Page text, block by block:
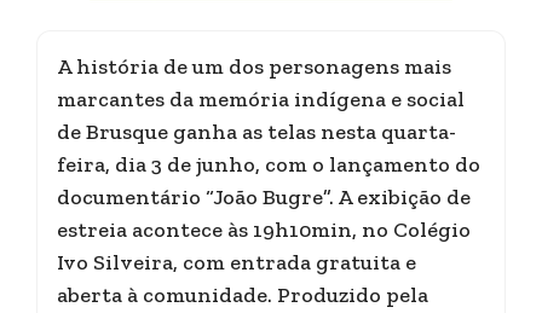
A história de um dos personagens mais
marcantes da memória indígena e social
de Brusque ganha as telas nesta quarta-
feira, dia 3 de junho, com o lançamento do
documentário “João Bugre”. A exibição de
estreia acontece às 19h10min, no Colégio
Ivo Silveira, com entrada gratuita e
aberta à comunidade. Produzido pela